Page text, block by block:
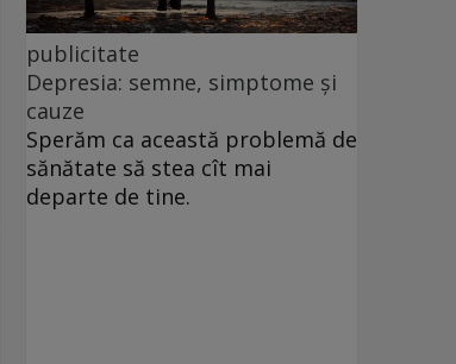
publicitate
Depresia: semne, simptome și
cauze
Sperăm ca această problemă de
sănătate să stea cît mai
departe de tine.